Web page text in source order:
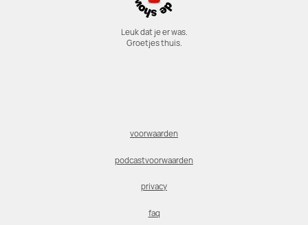
Leuk dat je er was.
Groetjes thuis.
voorwaarden
podcastvoorwaarden
privacy
faq